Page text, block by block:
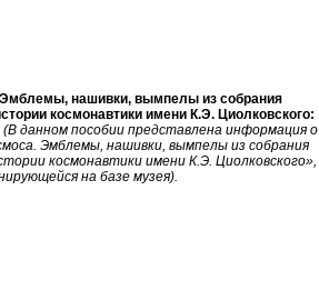
нашивки, вымпелы из собрания
космонавтики имени К.Э. Циолковского:
(В данном пособии представлена информация о
Эмблемы, нашивки, вымпелы из собрания
космонавтики имени К.Э. Циолковского»,
на базе музея).